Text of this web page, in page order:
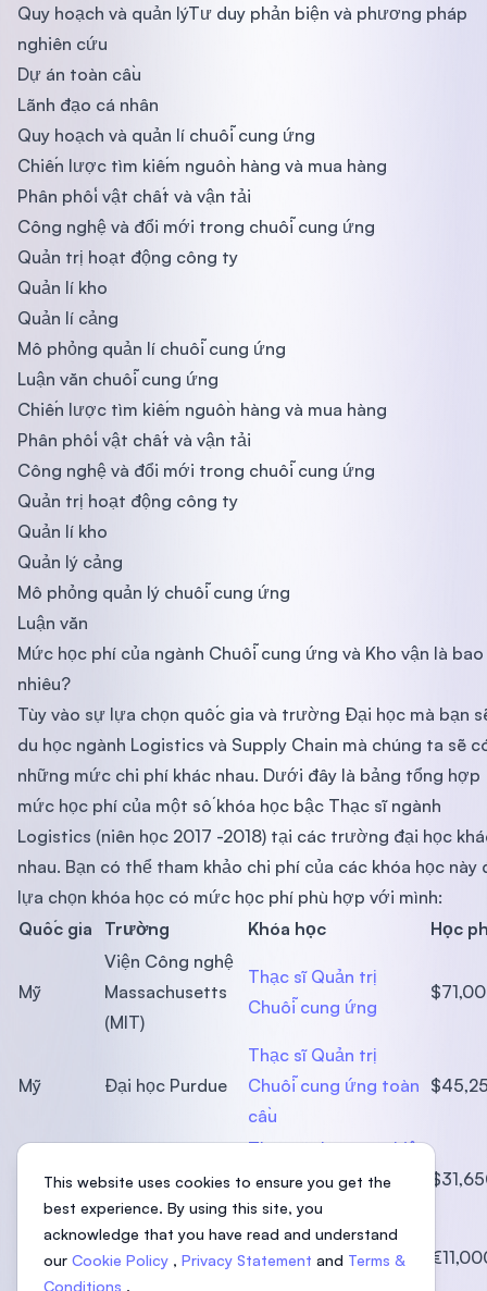
Quy hoạch và quản lýTư duy phản biện và phương pháp
nghiên cứu
Dự án toàn cầu
Lãnh đạo cá nhân
Quy hoạch và quản lí chuỗi cung ứng
Chiến lược tìm kiếm nguồn hàng và mua hàng
Phân phối vật chất và vận tải
Công nghệ và đổi mới trong chuỗi cung ứng
Quản trị hoạt động công ty
Quản lí kho
Quản lí cảng
Mô phỏng quản lí chuỗi cung ứng
Luận văn chuỗi cung ứng
Chiến lược tìm kiếm nguồn hàng và mua hàng
Phân phối vật chất và vận tải
Công nghệ và đổi mới trong chuỗi cung ứng
Quản trị hoạt động công ty
Quản lí kho
Quản lý cảng
Mô phỏng quản lý chuỗi cung ứng
Luận văn
Mức học phí của ngành Chuỗi cung ứng và Kho vận là bao
nhiêu?
Tùy vào sự lựa chọn quốc gia và trường Đại học mà bạn
du học ngành Logistics và Supply Chain mà chúng ta sẽ
những mức chi phí khác nhau. Dưới đây là bảng tổng hợp
mức học phí của một số khóa học bậc Thạc sĩ ngành
Logistics (niên học 2017 -2018) tại các trường đại học
nhau. Bạn có thể tham khảo chi phí của các khóa học này
lựa chọn khóa học có mức học phí phù hợp với mình:
Quốc gia
Trường Khóa học Học
Mỹ
Viện Công nghệ
Massachusetts
(MIT)
Thạc sĩ Quản trị
Chuỗi cung ứng
Mỹ Đại học Purdue
Thạc sĩ Quản trị
Chuỗi cung ứng toàn
cầu
Pennsylvania
Thạc sĩ chuyên nghiệp
về Quản trị Chuỗi
cung ứng
Hà Lan
Đại học
Rotterdam
Thạc sĩ Quản trị
Chuỗi cung ứng
This website uses cookies to ensure you get the
best experience. By using this site, you
acknowledge that you have read and understand
our Cookie Policy , Privacy Statement and Terms &
Conditions .